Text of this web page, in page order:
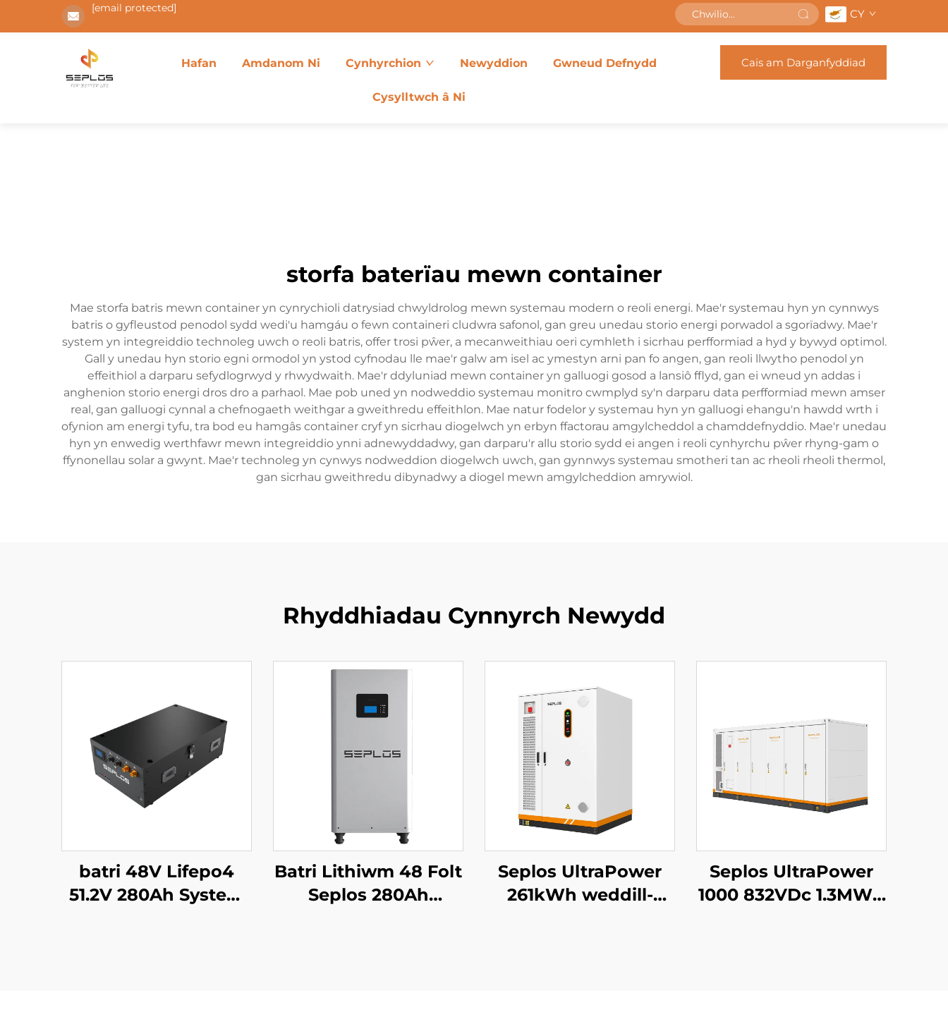
[email protected] CY
Hafan Amdanom Ni Cynhyrchion Newyddion Gwneud Defnydd
Cysylltwch â Ni
Cais am Darganfyddiad
storfa baterïau mewn container
Mae storfa batris mewn container yn cynrychioli datrysiad chwyldrolog mewn systemau modern o reoli energi. Mae'r systemau hyn yn cynnwys
batris o gyfleustod penodol sydd wedi'u hamgáu o fewn containeri cludwra safonol, gan greu unedau storio energi porwadol a sgorïadwy. Mae'r
system yn integreiddio technoleg uwch o reoli batris, offer trosi pŵer, a mecanweithiau oeri cymhleth i sicrhau perfformiad a hyd y bywyd optimol.
Gall y unedau hyn storio egni ormodol yn ystod cyfnodau lle mae'r galw am isel ac ymestyn arni pan fo angen, gan reoli llwytho penodol yn
effeithiol a darparu sefydlogrwyd y rhwydwaith. Mae'r ddyluniad mewn container yn galluogi gosod a lansiô fflyd, gan ei wneud yn addas i
anghenion storio energi dros dro a parhaol. Mae pob uned yn nodweddio systemau monitro cwmplyd sy'n darparu data perfformiad mewn amser
real, gan galluogi cynnal a chefnogaeth weithgar a gweithredu effeithlon. Mae natur fodelor y systemau hyn yn galluogi ehangu'n hawdd wrth i
ofynion am energi tyfu, tra bod eu hamgâs container cryf yn sicrhau diogelwch yn erbyn ffactorau amgylcheddol a chamddefnyddio. Mae'r unedau
hyn yn enwedig werthfawr mewn integreiddio ynni adnewyddadwy, gan darparu'r allu storio sydd ei angen i reoli cynhyrchu pŵer rhyng-gam o
ffynonellau solar a gwynt. Mae'r technoleg yn cynwys nodweddion diogelwch uwch, gan gynnwys systemau smotheri tan ac rheoli rheoli thermol,
gan sicrhau gweithredu dibynadwy a diogel mewn amgylcheddion amrywiol.
Rhyddhiadau Cynnyrch Newydd
batri 48V Lifepo4
51.2V 280Ah System
Batri Lithiwm 48 Folt
Seplos 280Ah
Seplos UltraPower
261kWh weddill-
Seplos UltraPower
1000 832VDc 1.3MWh